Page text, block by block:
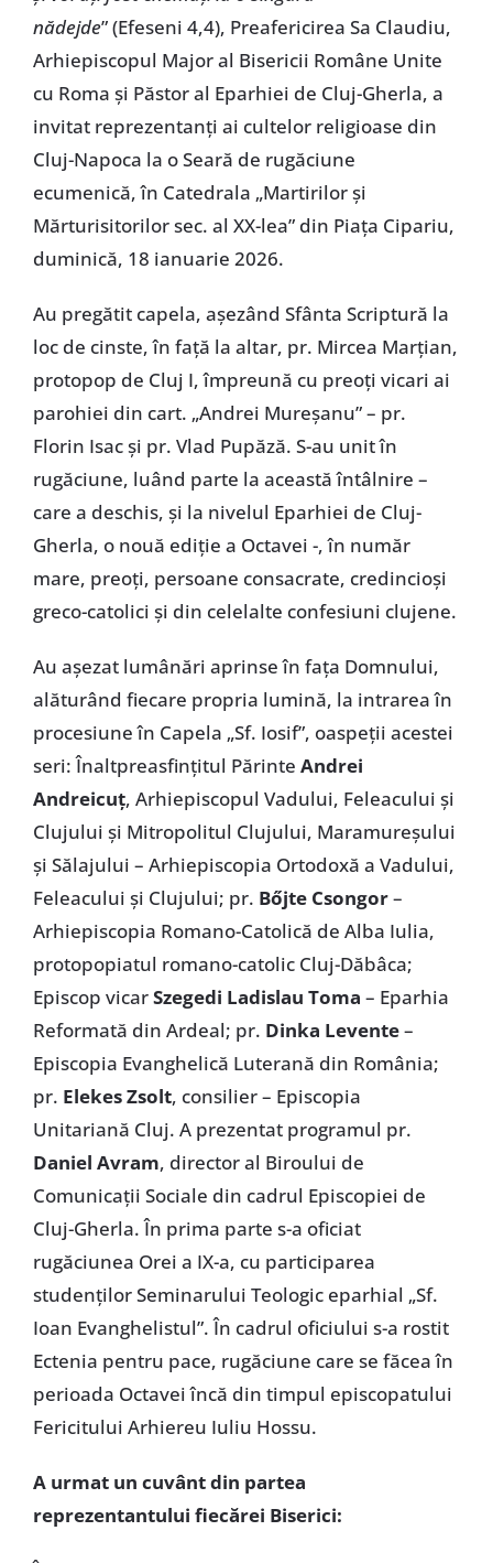
nădejde” (Efeseni 4,4), Preafericirea Sa Claudiu,
Arhiepiscopul Major al Bisericii Române Unite
cu Roma și Păstor al Eparhiei de Cluj-Gherla, a
invitat reprezentanți ai cultelor religioase din
Cluj-Napoca la o Seară de rugăciune
ecumenică, în Catedrala „Martirilor și
Mărturisitorilor sec. al XX-lea” din Piața Cipariu,
duminică, 18 ianuarie 2026.
Au pregătit capela, așezând Sfânta Scriptură la
loc de cinste, în față la altar, pr. Mircea Marțian,
protopop de Cluj I, împreună cu preoți vicari ai
parohiei din cart. „Andrei Mureșanu” – pr.
Florin Isac și pr. Vlad Pupăză. S-au unit în
rugăciune, luând parte la această întâlnire –
care a deschis, și la nivelul Eparhiei de Cluj-
Gherla, o nouă ediție a Octavei -, în număr
mare, preoți, persoane consacrate, credincioși
greco-catolici și din celelalte confesiuni clujene.
Au așezat lumânări aprinse în fața Domnului,
alăturând fiecare propria lumină, la intrarea în
procesiune în Capela „Sf. Iosif”, oaspeții acestei
seri: Înaltpreasfințitul Părinte Andrei
Andreicuț, Arhiepiscopul Vadului, Feleacului și
Clujului și Mitropolitul Clujului, Maramureșului
și Sălajului – Arhiepiscopia Ortodoxă a Vadului,
Feleacului și Clujului; pr. Bőjte Csongor–
Arhiepiscopia Romano-Catolică de Alba Iulia,
protopopiatul romano-catolic Cluj-Dăbâca;
Episcop vicarSzegedi Ladislau Toma – Eparhia
Reformată din Ardeal; pr. Dinka Levente–
Episcopia Evanghelică Luterană din România;
pr. Elekes Zsolt, consilier – Episcopia
Unitariană Cluj. A prezentat programul pr.
Daniel Avram, director al Biroului de
Comunicații Sociale din cadrul Episcopiei de
Cluj-Gherla. În prima parte s-a oficiat
rugăciunea Orei a IX-a, cu participarea
studenților Seminarului Teologic eparhial „Sf.
Ioan Evanghelistul”. În cadrul oficiului s-a rostit
Ectenia pentru pace, rugăciune care se făcea în
perioada Octavei încă din timpul episcopatului
Fericitului Arhiereu Iuliu Hossu.
A urmat un cuvânt din partea
reprezentantului fiecărei Biserici: